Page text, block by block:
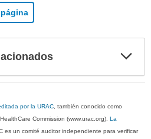
por la URAC , también conocido como
Commission (www.urac.org).La
es un comité auditor independiente para verificar